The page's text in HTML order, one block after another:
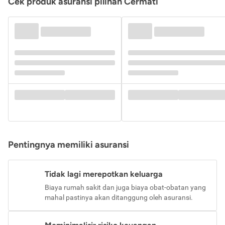
Pentingnya memiliki asuransi
Tidak lagi merepotkan keluarga
Biaya rumah sakit dan juga biaya obat-obatan yang
mahal pastinya akan ditanggung oleh asuransi.